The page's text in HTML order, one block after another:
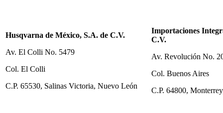
Husqvarna de México, S.A. de C.V.
Av. El Colli No. 5479
Col. El Colli
C.P. 65530, Salinas Victoria, Nuevo León
Importaciones
C.V.
Av. Revolución No.
Col. Buenos Aires
C.P. 64800,